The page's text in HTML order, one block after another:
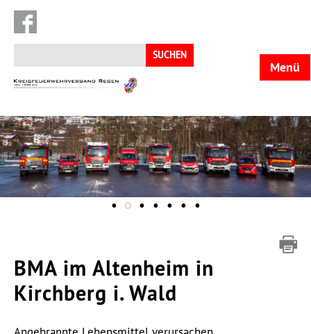
Suchen
nach:
KFV
Menü
BMA im Altenheim in
Kirchberg i. Wald